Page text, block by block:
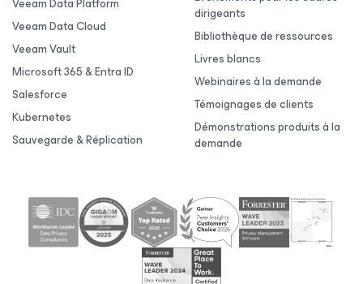
Veeam Data Cloud
Veeam Vault
Microsoft 365 & Entra ID
Salesforce
Kubernetes
Sauvegarde & Réplication
dirigeants
Bibliothèque de ressources
Livres blancs
Webinaires à la demande
Témoignages de clients
Démonstrations produits à la
demande